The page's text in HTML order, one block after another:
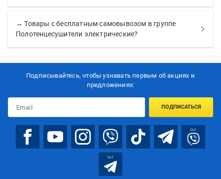
→ Товары с бесплатным самовывозом в группе
Полотенцесушители электрические?
Подписывайтесь, чтобы узнавать первым об акцияx и
предложениях:
ПОДПИСАТЬСЯ
bot
bot